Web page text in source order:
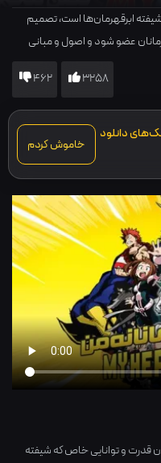
ابرقهرمان‌ها است، تصمیم
عضو شود و اصول و مبانی
3258
462
دانلود
خاموش کردم
قدرت و توانایی خاص که شیفته